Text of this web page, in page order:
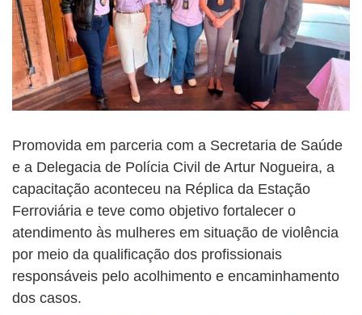
Promovida em parceria com a Secretaria de Saúde
e a Delegacia de Polícia Civil de Artur Nogueira, a
capacitação aconteceu na Réplica da Estação
Ferroviária e teve como objetivo fortalecer o
atendimento às mulheres em situação de violência
por meio da qualificação dos profissionais
responsáveis pelo acolhimento e encaminhamento
dos casos.